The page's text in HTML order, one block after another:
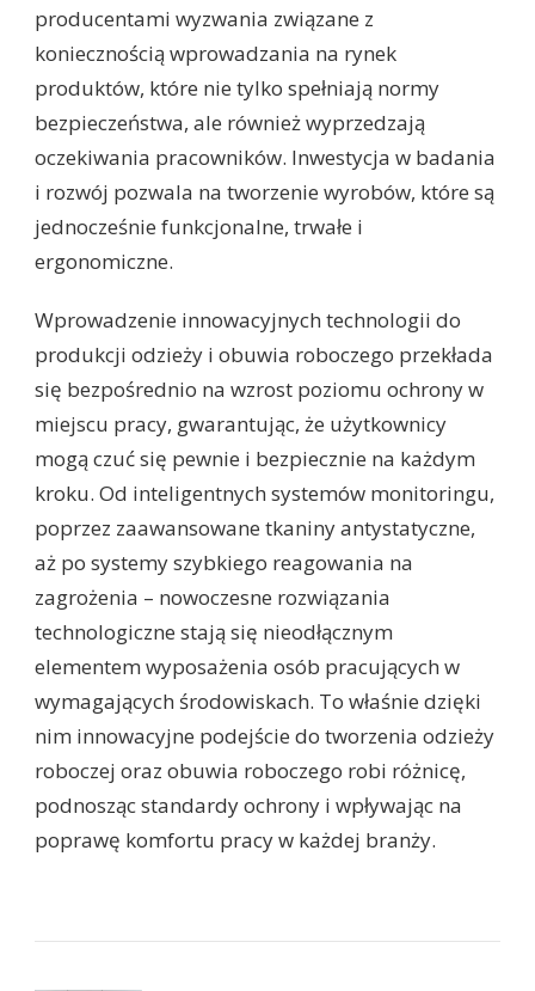
producentami wyzwania związane z
koniecznością wprowadzania na rynek
produktów, które nie tylko spełniają normy
bezpieczeństwa, ale również wyprzedzają
oczekiwania pracowników. Inwestycja w badania
i rozwój pozwala na tworzenie wyrobów, które są
jednocześnie funkcjonalne, trwałe i
ergonomiczne.
Wprowadzenie innowacyjnych technologii do
produkcji odzieży i obuwia roboczego przekłada
się bezpośrednio na wzrost poziomu ochrony w
miejscu pracy, gwarantując, że użytkownicy
mogą czuć się pewnie i bezpiecznie na każdym
kroku. Od inteligentnych systemów monitoringu,
poprzez zaawansowane tkaniny antystatyczne,
aż po systemy szybkiego reagowania na
zagrożenia – nowoczesne rozwiązania
technologiczne stają się nieodłącznym
elementem wyposażenia osób pracujących w
wymagających środowiskach. To właśnie dzięki
nim innowacyjne podejście do tworzenia odzieży
roboczej oraz obuwia roboczego robi różnicę,
podnosząc standardy ochrony i wpływając na
poprawę komfortu pracy w każdej branży.